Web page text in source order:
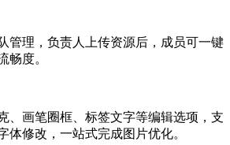
管理，负责人上传资源后，成员可一键
畅度。
、画笔圈框、标签文字等编辑选项，支
体修改，一站式完成图片优化。